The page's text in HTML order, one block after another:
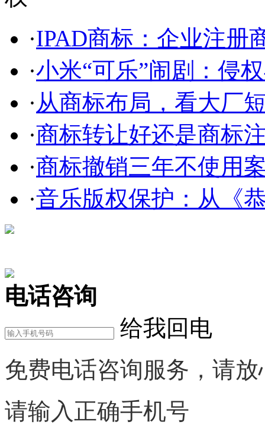
·IPAD商标：企业注册
·小米“可乐”闹剧：侵
·从商标布局，看大厂
·商标转让好还是商标
·商标撤销三年不使用
·音乐版权保护：从《
电话咨询
给我回电
免费电话咨询服务，请放
请输入正确手机号